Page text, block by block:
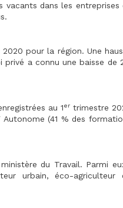
vacants dans les entreprises
pour la région. Une
a connu une baisse de
au 1ertrimestre
(41 % des
du Travail. Parmi
urbain, éco-agriculteur